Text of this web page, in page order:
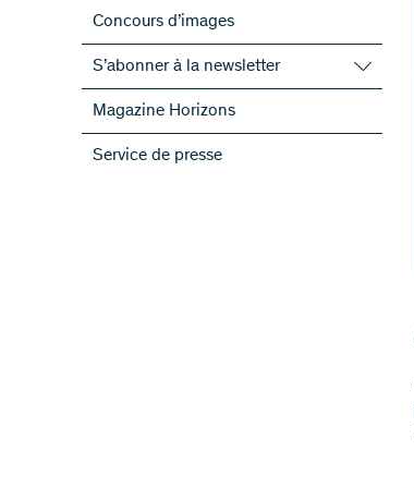
Concours d’images
S’abonner à la newsletter
S’abonner à la newsletter du FNS
S’abonner aux newsletter des PRN
ScienceGeist
Magazine Horizons
Service de presse